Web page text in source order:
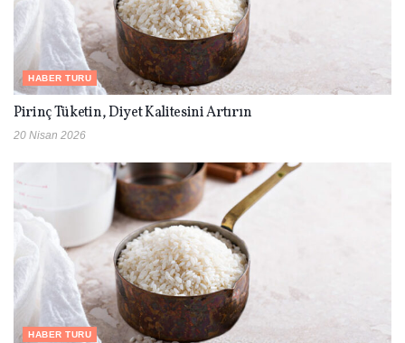
HABER TURU
Pirinç Tüketin, Diyet Kalitesini Artırın
20 Nisan 2026
HABER TURU